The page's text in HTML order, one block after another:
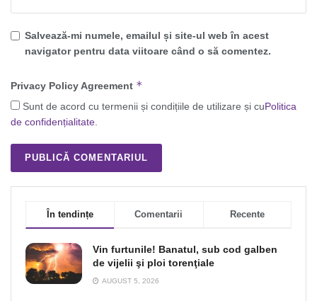
Salvează-mi numele, emailul și site-ul web în acest
navigator pentru data viitoare când o să comentez.
Privacy Policy Agreement *
Sunt de acord cu termenii și condițiile de utilizare și cuPolitica
de confidențialitate.
În tendințe Comentarii Recente
Vin furtunile! Banatul, sub cod galben
de vijelii şi ploi torenţiale
AUGUST 5, 2026